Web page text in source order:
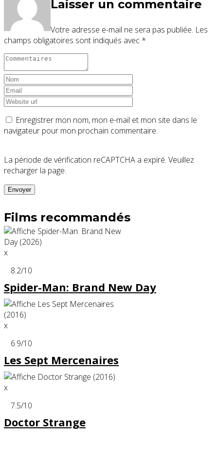
Laisser un commentaire
Votre adresse e-mail ne sera pas publiée. Les
champs obligatoires sont indiqués avec *
Enregistrer mon nom, mon e-mail et mon site dans le
navigateur pour mon prochain commentaire.
La période de vérification reCAPTCHA a expiré. Veuillez
recharger la page.
Films recommandés
x
8.2/10
Spider-Man: Brand New Day
x
6.9/10
Les Sept Mercenaires
x
7.5/10
Doctor Strange